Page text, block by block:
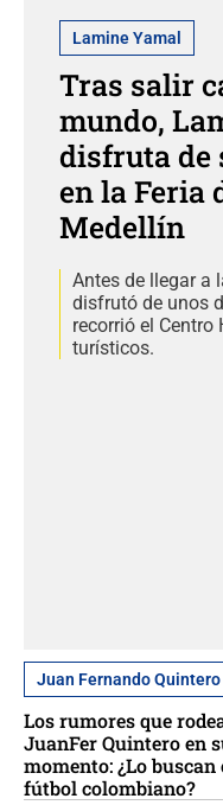
Lamine Yamal
Tras salir
mundo,
disfruta de
en la Feria
Medellín
Antes de llegar a
disfrutó de unos
recorrió el
turísticos.
Juan Fernando Quintero
Los rumores que
JuanFer Quintero en
momento: ¿Lo buscan
fútbol colombiano?